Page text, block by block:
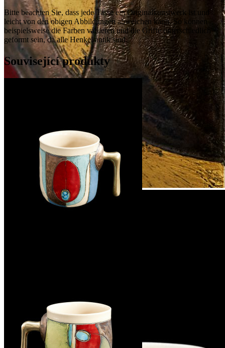
Bitte beachten Sie, dass jede Tasse ein Originalkunstwerk ist und
leicht von den obigen Abbildungen abweichen kann. So können
beispielsweise die Farben variieren und die Griffe unterschiedlich
geformt sein, da alle Henkel antik sind.
Související produkty